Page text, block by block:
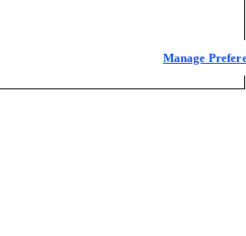
Manage